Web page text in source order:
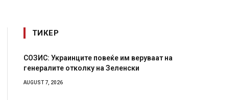
ТИКЕР
СОЗИС: Украинците повеќе им веруваат на
генералите отколку на Зеленски
AUGUST 7, 2026